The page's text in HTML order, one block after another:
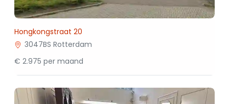
Hongkongstraat 20
3047BS Rotterdam
€ 2.975 per maand